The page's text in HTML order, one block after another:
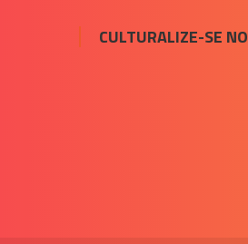
CULTURALIZE-SE